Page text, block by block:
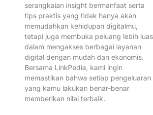
serangkaian insight bermanfaat serta
tips praktis yang tidak hanya akan
memudahkan kehidupan digitalmu,
tetapi juga membuka peluang lebih luas
dalam mengakses berbagai layanan
digital dengan mudah dan ekonomis.
Bersama LinkPedia, kami ingin
memastikan bahwa setiap pengeluaran
yang kamu lakukan benar-benar
memberikan nilai terbaik.